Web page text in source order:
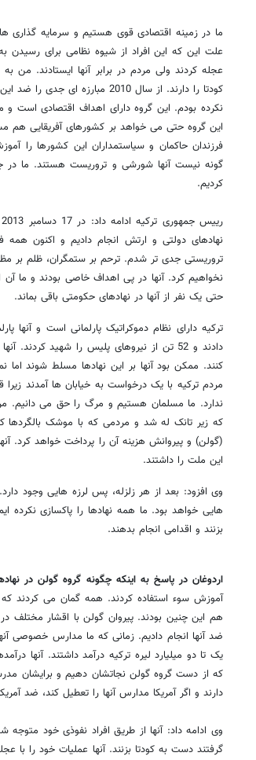
ما در زمینه اقتصادی قوی هستیم و سرمایه گذاری
علت این که این افراد از شیوه نظامی برای رسیدن
عجله کردند ولی مردم در برابر آنها ایستادند. من
کودتا را دارند. از سال 2010
نکرده بودم. این گروه دارای اهداف اقتصادی است و
فرزندان حاکمان و سیاستمداران این کشورها را
گونه نیست آنها شورشی و تروریست هستند. ما در
کردیم.
نهادهای دولتی و ارتش انجام دادیم و اکنون همه
تروریستی جدی تر شدم. ترحم بر ستمگران، ظلم بر
نخواهیم کرد. آنها در پی اهداف خاصی بودند و ما
حتی یک نفر از آنها در نهادهای حکومتی باقی بماند.
ترکیه دارای نظام دموکراتیک پارلمانی است و
دادند و 52 تن از نیروهای پلیس را شهید
کنند. ممکن بود آنها بر این نهادها مسلط شوند اما
مردم ترکیه با یک درخواست به خیابان ها آمدند
ندارد. ما مسلمان هستیم و مرگ را حق می دانیم.
که زیر تانک له شد و مردمی که با موشک بالگردها
(گولن) و پیروانش هزینه آن را پرداخت خواهد کرد.
این ملت را داشتند.
وی افزود: بعد از هر زلزله، پس لرزه هایی وجود
هایی خواهد بود. ما همه نهادها را پاکسازی
بزنند و اقدامی انجام بدهند.
اردوغان در پاسخ به اینکه چگونه گروه گولن در
آموزش سوء استفاده کردند. همه گمان می کردند که
ضد آنها انجام دادیم. زمانی که ما مدارس خصوصی
یک تا دو میلیارد لیره ترکیه درآمد داشتند. آنها
دارند و اگر آمریکا مدارس آنها را تعطیل کند، ضد
وی ادامه داد: آنها از طریق افراد نفوذی خود
گرفتند دست به کودتا بزنند. آنها عملیات خود را با